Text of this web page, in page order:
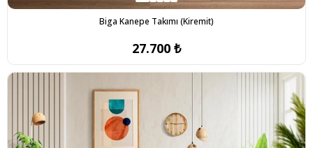
Biga Kanepe Takımı (Kiremit)
27.700 ₺